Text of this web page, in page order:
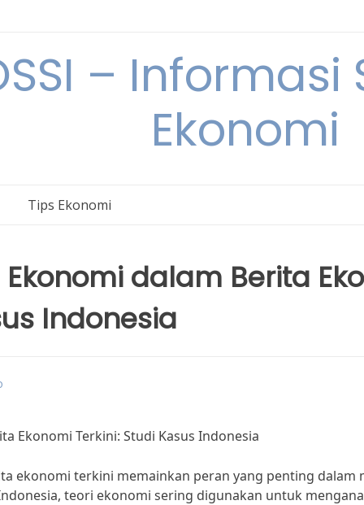
–
Ekonomi
Tips Ekonomi
dalam Berita
Indonesia
Ekonomi Terkini: Studi Kasus Indonesia
ekonomi terkini memainkan peran yang penting dalam
teori ekonomi sering digunakan untuk